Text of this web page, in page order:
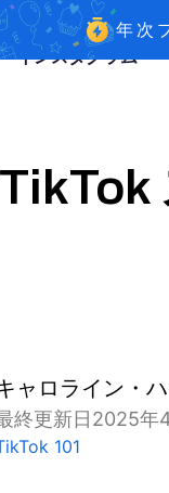
年次
インスタグラム
ャロライン・
終更新日2025年
101